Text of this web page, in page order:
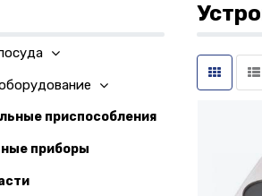
приспособления
приборы